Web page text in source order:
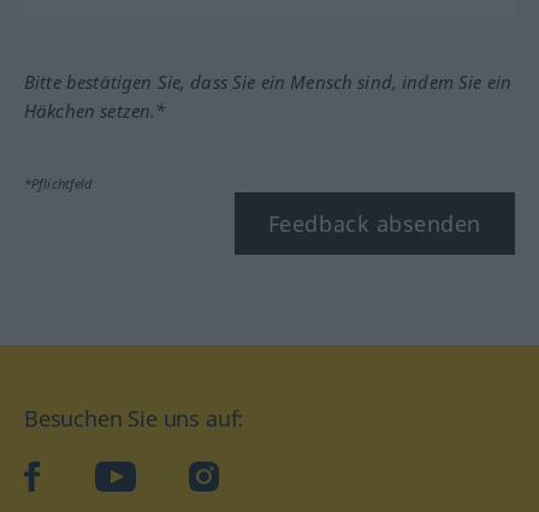
Bitte bestätigen Sie, dass Sie ein Mensch sind, indem Sie ein
Häkchen setzen.*
*Pflichtfeld
Feedback absenden
Besuchen Sie uns auf:
facebookYouTube Instagram